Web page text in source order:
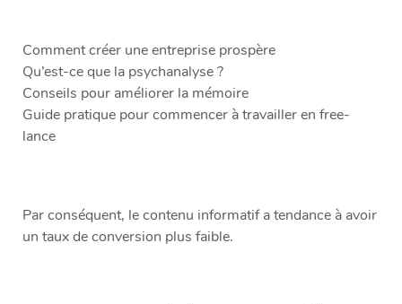
Comment créer une entreprise prospère
Qu’est-ce que la psychanalyse ?
Conseils pour améliorer la mémoire
Guide pratique pour commencer à travailler en free-
lance
Par conséquent, le contenu informatif a tendance à avoir
un taux de conversion plus faible.